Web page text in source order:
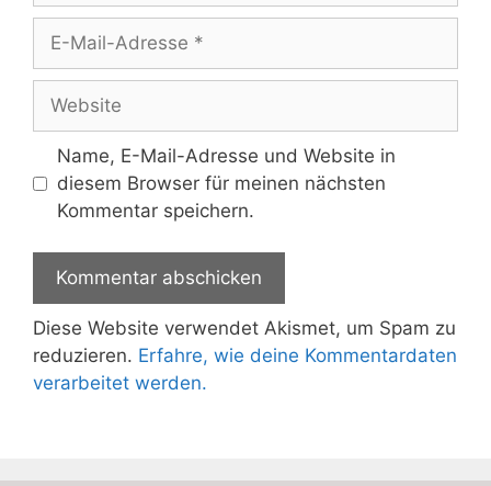
Mail-
Adresse
Name, E-Mail-Adresse und Website in
diesem Browser für meinen nächsten
Kommentar speichern.
Diese Website verwendet Akismet, um Spam zu
reduzieren. Erfahre, wie deine Kommentardaten
verarbeitet werden.